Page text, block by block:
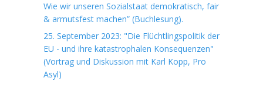
Wie wir unseren Sozialstaat demokratisch, fair
& armutsfest machen” (Buchlesung).
25. September 2023: "Die Flüchtlingspolitik der
EU - und ihre katastrophalen Konsequenzen"
(Vortrag und Diskussion mit Karl Kopp, Pro
Asyl)